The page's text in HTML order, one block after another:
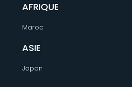
AFRIQUE
Maroc
ASIE
Japon